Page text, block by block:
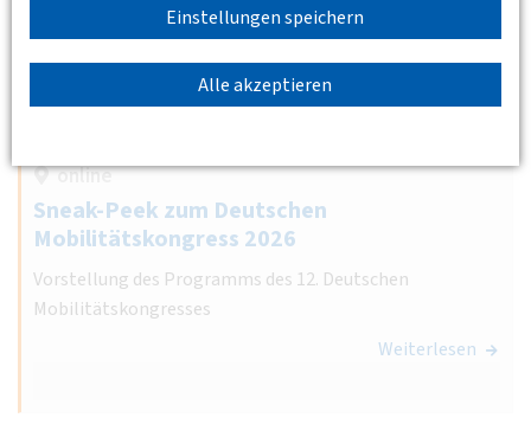
Einstellungen speichern
Alle akzeptieren
online
Sneak-Peek zum Deutschen
Mobilitätskongress 2026
Vorstellung des Programms des 12. Deutschen
Mobilitätskongresses
Weiterlesen